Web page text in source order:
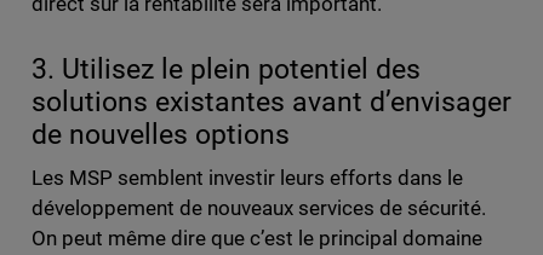
3. Utilisez le plein potentiel des
solutions existantes avant d’envisager
de nouvelles options
Les MSP semblent investir leurs efforts dans le
développement de nouveaux services de sécurité.
On peut même dire que c’est le principal domaine